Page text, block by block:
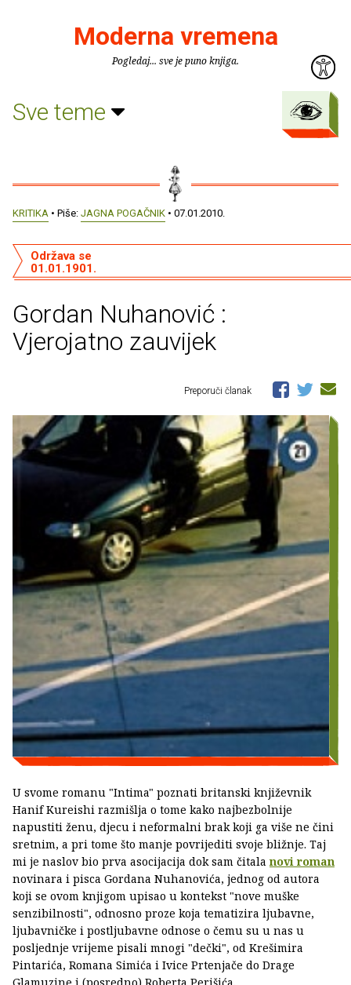
Moderna vremena
Pogledaj... sve je puno knjiga.
Sve teme
KRITIKA • Piše: JAGNA POGAČNIK • 07.01.2010.
Gordan Nuhanović :
Vjerojatno zauvijek
Održava se
01.01.1901.
Preporuči članak
U svome romanu "Intima" poznati britanski književnik
Hanif Kureishi razmišlja o tome kako najbezbolnije
napustiti ženu, djecu i neformalni brak koji ga više ne čini
sretnim, a pri tome što manje povrijediti svoje bližnje. Taj
mi je naslov bio prva asocijacija dok sam čitala novi roman
novinara i pisca Gordana Nuhanovića, jednog od autora
koji se ovom knjigom upisao u kontekst "nove muške
senzibilnosti", odnosno proze koja tematizira ljubavne,
ljubavničke i postljubavne odnose o čemu su u nas u
posljednje vrijeme pisali mnogi "dečki", od Krešimira
Pintarića, Romana Simića i Ivice Prtenjače do Drage